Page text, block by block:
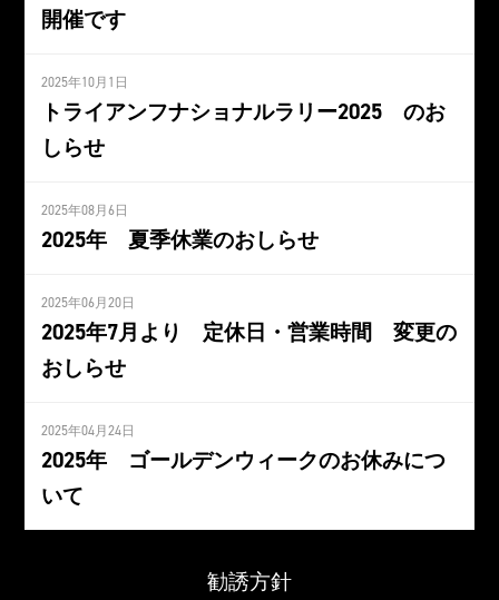
開催です
2025年10月1日
トライアンフナショナルラリー2025 のお
しらせ
2025年08月6日
2025年 夏季休業のおしらせ
2025年06月20日
2025年7月より 定休日・営業時間 変更の
おしらせ
2025年04月24日
2025年 ゴールデンウィークのお休みにつ
いて
勧誘方針